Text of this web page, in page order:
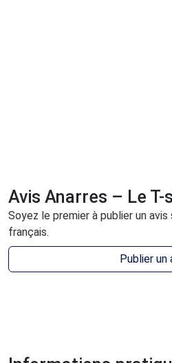
Avis Anarres – Le
Soyez le premier à publier un
français.
Publier un